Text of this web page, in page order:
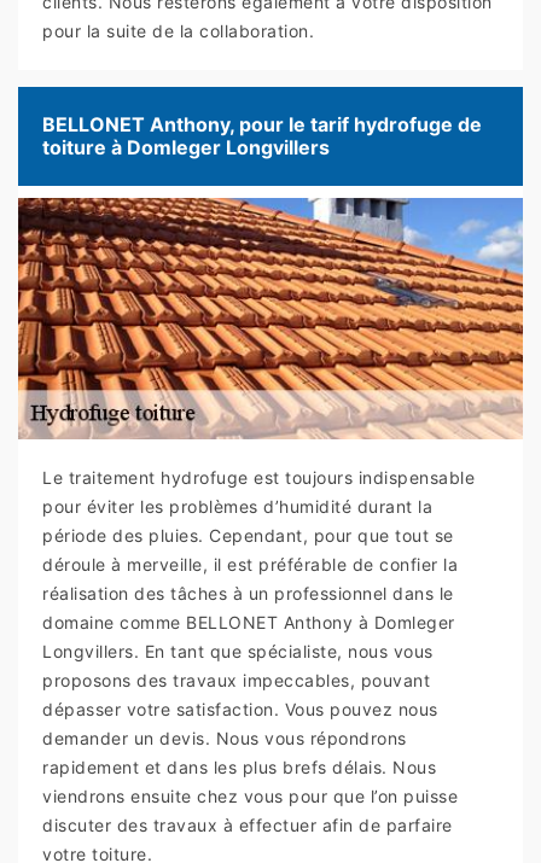
pour la suite de la collaboration.
BELLONET Anthony, pour le tarif hydrofuge de
toiture à Domleger Longvillers
Le traitement hydrofuge est toujours indispensable
pour éviter les problèmes d’humidité durant la
période des pluies. Cependant, pour que tout se
déroule à merveille, il est préférable de confier la
réalisation des tâches à un professionnel dans le
domaine comme BELLONET Anthony à Domleger
Longvillers. En tant que spécialiste, nous vous
proposons des travaux impeccables, pouvant
dépasser votre satisfaction. Vous pouvez nous
demander un devis. Nous vous répondrons
rapidement et dans les plus brefs délais. Nous
viendrons ensuite chez vous pour que l’on puisse
discuter des travaux à effectuer afin de parfaire
votre toiture.